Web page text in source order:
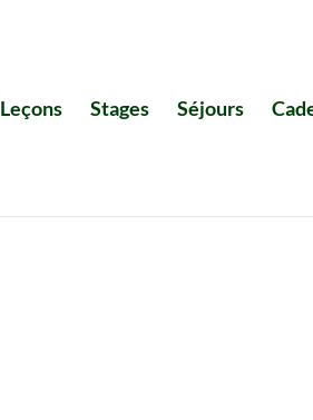
Leçons Stages Séjours